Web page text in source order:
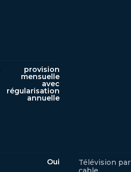
provision
mensuelle
avec
régularisation
annuelle
Oui
Télévision par